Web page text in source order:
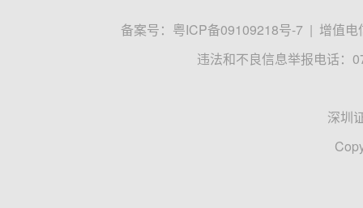
备案号： 粤ICP备09109218号-7 | 增值电
违法和不良信息举报电话：
深圳